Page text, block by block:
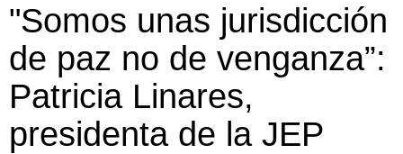
"Somos unas jurisdicción
de paz no de venganza”:
Patricia Linares,
presidenta de la JEP